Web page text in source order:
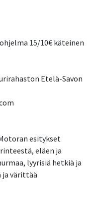
15/10€ käteinen
Etelä-Savon
esitykset
eläen ja
lyyrisiä hetkiä ja
ja värittää